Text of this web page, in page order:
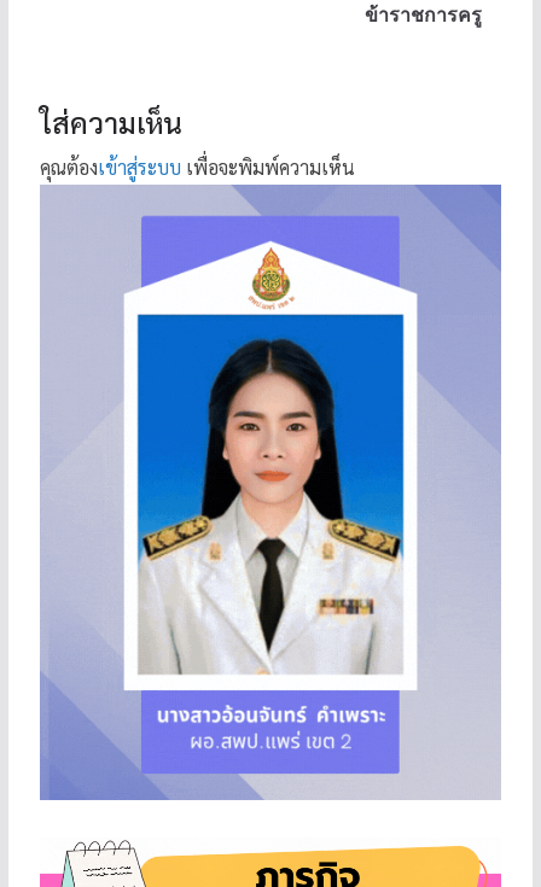
ข้าราชการครู
ใส่ความเห็น
คุณต้องเข้าสู่ระบบ เพื่อจะพิมพ์ความเห็น